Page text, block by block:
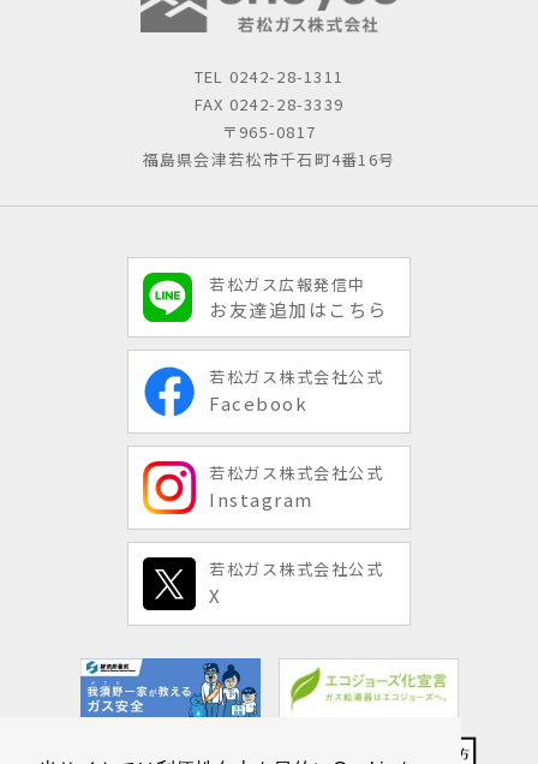
TEL 0242-28-1311
FAX 0242-28-3339
〒965-0817
福島県会津若松市千石町4番16号
若松ガス広報発信中
お友達追加はこちら
若松ガス株式会社公式
Facebook
若松ガス株式会社公式
Instagram
若松ガス株式会社公式
X